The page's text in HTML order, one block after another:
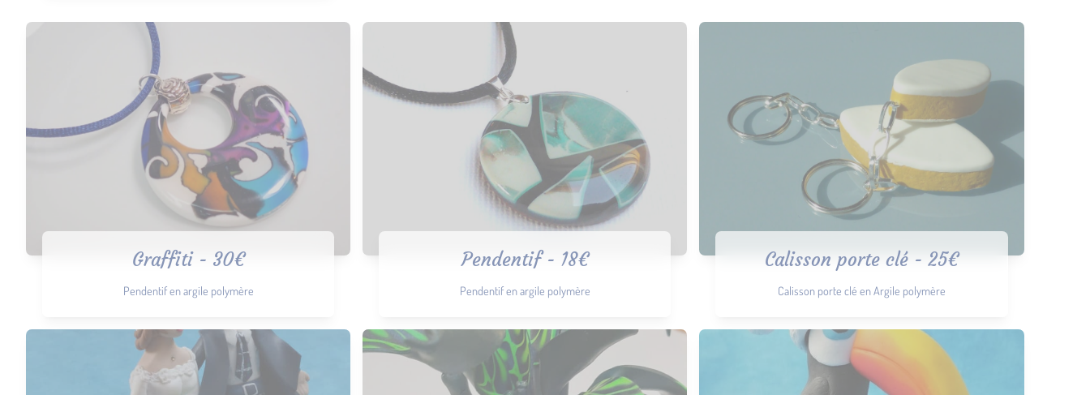
Graffiti - 30€
Pendentif en argile polymère
Pendentif - 18€
Pendentif en argile polymère
Calisson porte clé - 25€
Calisson porte clé en Argile polymère